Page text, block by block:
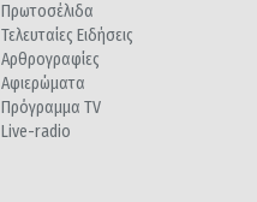
Πρωτοσέλιδα
Τελευταίες Ειδήσεις
Αρθρογραφίες
Αφιερώματα
Πρόγραμμα TV
Live-radio